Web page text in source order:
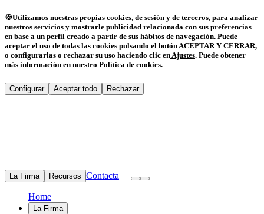
🍪Utilizamos nuestras propias cookies, de sesión y de terceros, para analizar
nuestros servicios y mostrarle publicidad relacionada con sus preferencias
en base a un perfil creado a partir de sus hábitos de navegación. Puede
aceptar el uso de todas las cookies pulsando el botón ACEPTAR Y CERRAR,
o configurarlas o rechazar su uso haciendo clic enAjustes. Puede obtener
más información en nuestro Política de cookies.
Configurar Aceptar todo Rechazar
La Firma Recursos Contacta
Home
La Firma